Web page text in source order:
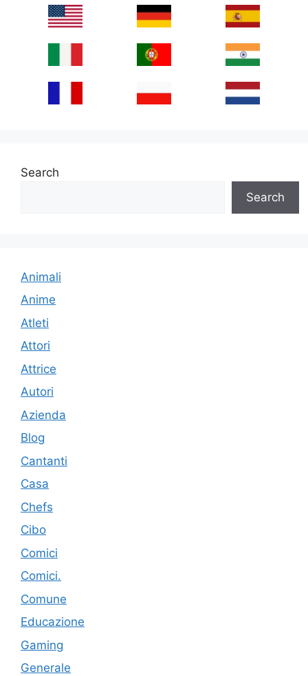
Search
Search
Animali
Anime
Atleti
Attori
Attrice
Autori
Azienda
Blog
Cantanti
Casa
Chefs
Cibo
Comici
Comici.
Comune
Educazione
Gaming
Generale